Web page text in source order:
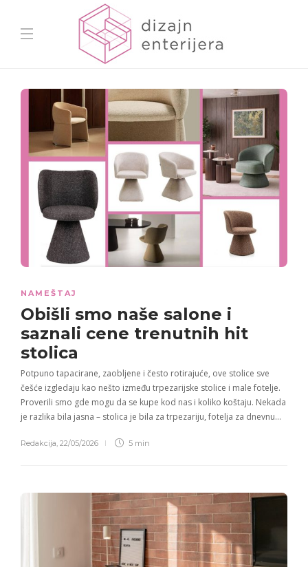
NAMEŠTAJ
Obišli smo naše salone i
saznali cene trenutnih hit
stolica
Potpuno tapacirane, zaobljene i često rotirajuće, ove stolice sve
češće izgledaju kao nešto između trpezarijske stolice i male fotelje.
Proverili smo gde mogu da se kupe kod nas i koliko koštaju. Nekada
je razlika bila jasna – stolica je bila za trpezariju, fotelja za dnevnu…
Redakcija 22/05/2026 5 min